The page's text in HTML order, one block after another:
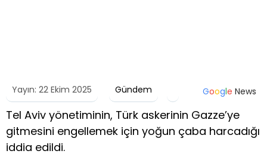
Yayın: 22 Ekim 2025 Gündem Google News
Tel Aviv yönetiminin, Türk askerinin Gazze’ye
gitmesini engellemek için yoğun çaba harcadığı
iddia edildi.